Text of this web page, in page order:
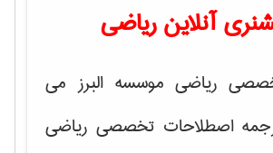
آنلاین ریاضی
ریاضی موسسه البرز می
اصطلاحات تخصصی ریاضی